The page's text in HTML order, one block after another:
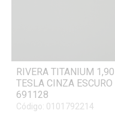
RIVERA TITANIUM 1,90
TESLA CINZA ESCURO
691128
Código: 0101792214